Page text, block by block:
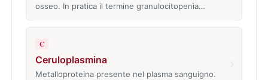
osseo. In pratica il termine granulocitopenìa…
C
Ceruloplasmina
Metalloproteina presente nel plasma sanguigno.